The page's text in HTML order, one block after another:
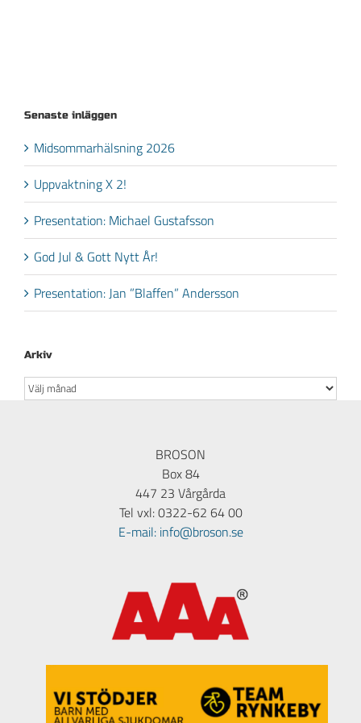
Senaste inläggen
Midsommarhälsning 2026
Uppvaktning X 2!
Presentation: Michael Gustafsson
God Jul & Gott Nytt År!
Presentation: Jan ”Blaffen” Andersson
Arkiv
Arkiv
BROSON
Box 84
447 23 Vårgårda
Tel vxl: 0322-62 64 00
E-mail: info@broson.se